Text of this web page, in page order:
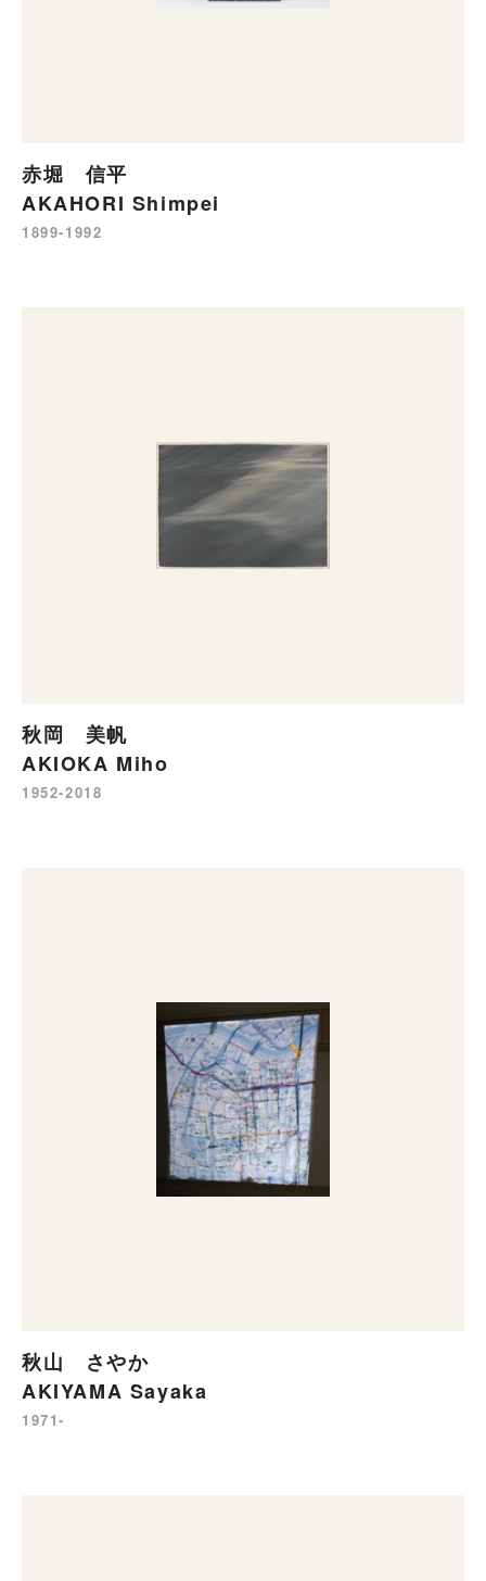
赤堀 信平
AKAHORI Shimpei
1899-1992
秋岡 美帆
AKIOKA Miho
1952-2018
秋山 さやか
AKIYAMA Sayaka
1971-